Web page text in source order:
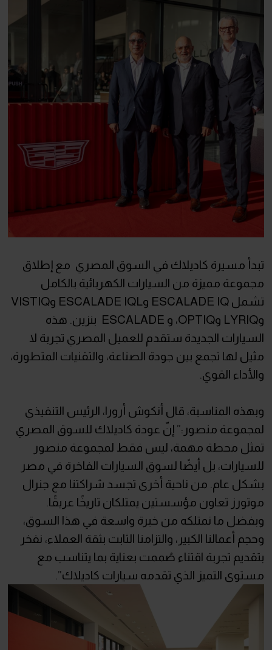
تبدأ مسيرة كاديلاك في السوق المصري مع إطلاق
مجموعة مميزة من السيارات الكهربائية بالكامل
تشمل ESCALADE IQ وESCALADE IQL وVISTIQ
وLYRIQ وOPTIQ، و ESCALADE بنزين. هذه
السيارات الجديدة ستقدم للعميل المصري تجربة لا
مثيل لها تجمع بين جودة الصناعة، والتقنيات المتطورة،
والأداء القوي.
وبهذه المناسبة، قال أنكوش أرورا، الرئيس التنفيذي
لمجموعة منصور:” إنّ عودة كاديلاك للسوق المصري
تمثل محطة مهمة، ليس فقط لمجموعة منصور
للسيارات، بل أيضًا لسوق السيارات الفاخرة في مصر
بشكل عام. من ناحية أخرى تجسد شراكتنا مع جنرال
موتورز تعاون مؤسستين يمتلكان تاريخًا عريقًا.
وبفضل ما نمتلكه من خبرة واسعة في هذا السوق،
وحجم أعمالنا الكبير، والتزامنا الثابت بثقة العملاء، نفخر
بتقديم تجربة اقتناء صُممت بعناية بما يتناسب مع
مستوى التميز الذي تقدمه سيارات كاديلاك”.